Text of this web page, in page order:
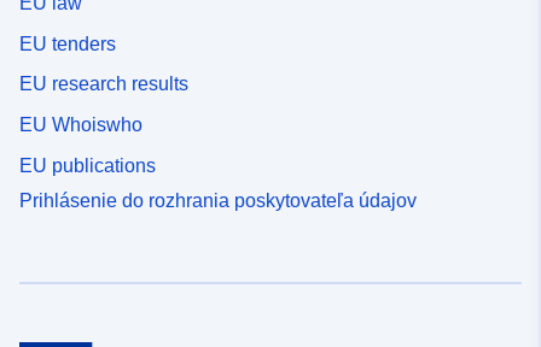
EU tenders
EU research results
EU Whoiswho
EU publications
Prihlásenie do rozhrania poskytovateľa údajov